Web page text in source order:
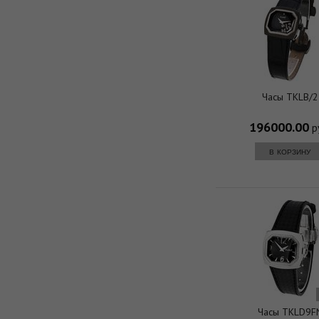
Часы TKLB/2
196000.00
в корзину
Часы